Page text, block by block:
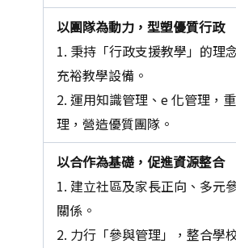
以團隊為動力，型塑優質行政
1. 秉持「行政支援教學」的理
充裕教學設備。
2. 運用知識管理、e 化管理，
理，營造優質團隊。
以合作為基礎，促進資源整合
1. 建立社區及家長正向、多元
關係。
2. 力行「參與管理」，整合學